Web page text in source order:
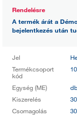
Rendelésre
A termék árát a
bejelentkezés után
Jel
Termékcsoport
kód
Egység (ME)
Kiszerelés
Csomagolás